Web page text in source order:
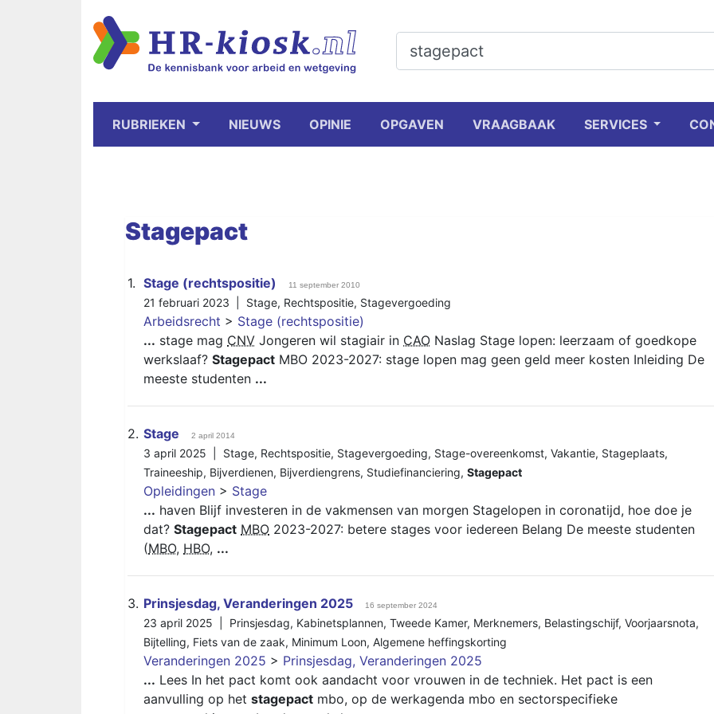
RUBRIEKEN NIEUWS OPINIE OPGAVEN VRAAGBAAK SERVICES
Stagepact
1. Stage (rechtspositie) 11 september 2010
21 februari 2023 | Stage, Rechtspositie, Stagevergoeding
Arbeidsrecht > Stage (rechtspositie)
... stage mag CNV Jongeren wil stagiair in CAO Naslag Stage lopen: leerzaam of goedkope
werkslaaf? Stagepact MBO 2023-2027: stage lopen mag geen geld meer kosten Inleiding De
meeste studenten ...
2. Stage 2 april 2014
3 april 2025 | Stage, Rechtspositie, Stagevergoeding, Stage-overeenkomst, Vakantie, Stageplaats,
Traineeship, Bijverdienen, Bijverdiengrens, Studiefinanciering, Stagepact
Opleidingen > Stage
... haven Blijf investeren in de vakmensen van morgen Stagelopen in coronatijd, hoe doe je
dat? Stagepact MBO 2023-2027: betere stages voor iedereen Belang De meeste studenten
(MBO, HBO, ...
3. Prinsjesdag, Veranderingen 2025 16 september 2024
23 april 2025 | Prinsjesdag, Kabinetsplannen, Tweede Kamer, Merknemers, Belastingschijf, Voorjaarsnota,
Bijtelling, Fiets van de zaak, Minimum Loon, Algemene heffingskorting
Veranderingen 2025 > Prinsjesdag, Veranderingen 2025
... Lees In het pact komt ook aandacht voor vrouwen in de techniek. Het pact is een
aanvulling op het stagepact mbo, op de werkagenda mbo en sectorspecifieke